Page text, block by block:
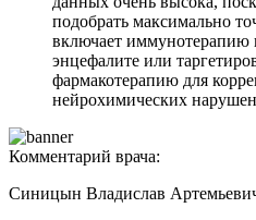
подобрать максимально
включает
энцефалите или
фармакотерапию для
нейрохимических
Комментарий врача:
Синицын Владислав